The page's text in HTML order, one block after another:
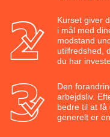
Kurset giver
i mål med
modstand
utilfredshed,
du har
Den
arbejdsliv.
bedre til at
generelt er